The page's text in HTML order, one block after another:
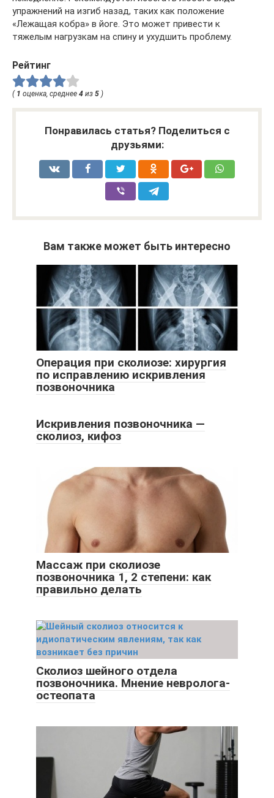
упражнений на изгиб назад, таких как положение
«Лежащая кобра» в йоге. Это может привести к
тяжелым нагрузкам на спину и ухудшить проблему.
Рейтинг
( 1 оценка, среднее 4 из 5 )
Понравилась статья? Поделиться с
друзьями:
Вам также может быть интересно
Операция при сколиозе: хирургия
по исправлению искривления
позвоночника
Искривления позвоночника —
сколиоз, кифоз
Массаж при сколиозе
позвоночника 1, 2 степени: как
правильно делать
Сколиоз шейного отдела
позвоночника. Мнение невролога-
остеопата